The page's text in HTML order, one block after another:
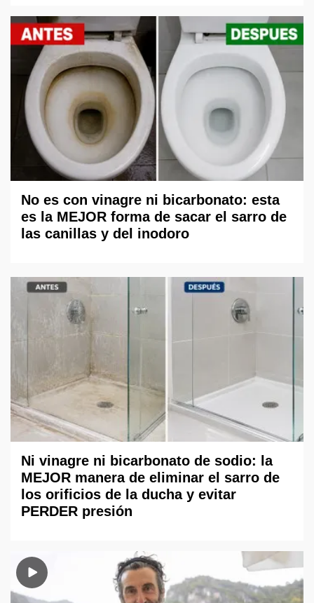
No es con vinagre ni bicarbonato: esta
es la MEJOR forma de sacar el sarro de
las canillas y del inodoro
Ni vinagre ni bicarbonato de sodio: la
MEJOR manera de eliminar el sarro de
los orificios de la ducha y evitar
PERDER presión